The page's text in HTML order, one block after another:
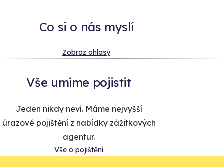
Co si o nás myslí
Zobraz ohlasy
Vše umíme pojistit
Jeden nikdy neví. Máme nejvyšší
úrazové pojištění z nabídky zážitkových
agentur.
Vše o pojištění